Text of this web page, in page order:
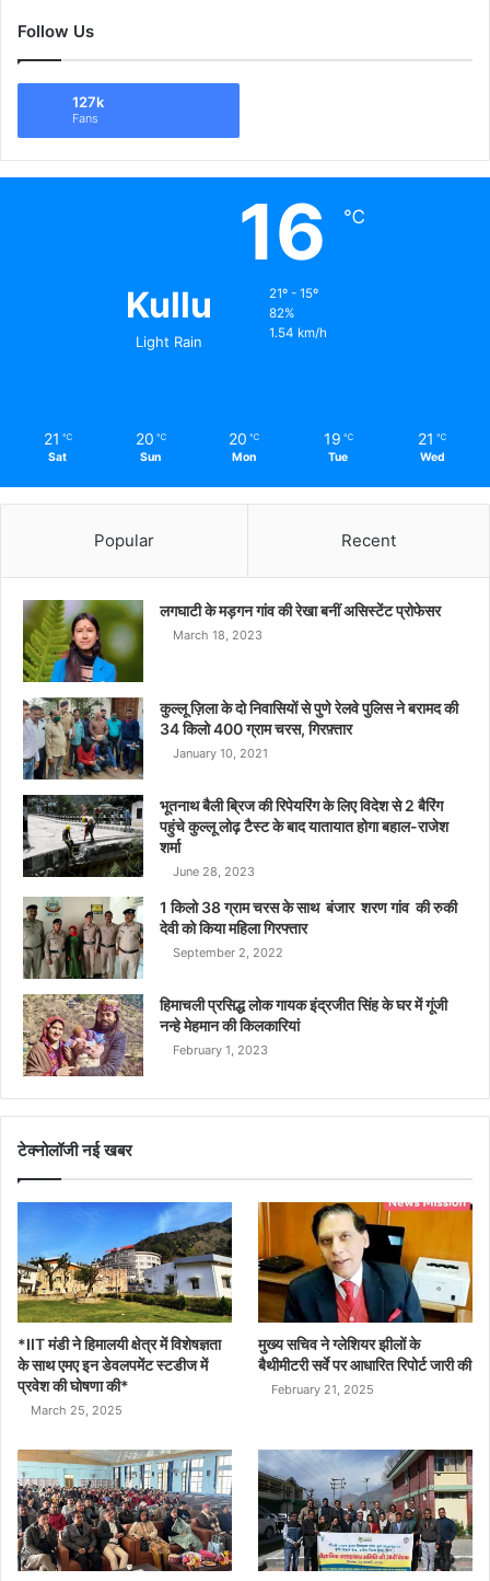
Follow Us
127k
Fans
Kullu
Light Rain
16 ℃
21º - 15º
82%
1.54 km/h
21 ℃
Sat
20 ℃
Sun
20 ℃
Mon
19 ℃
Tue
21 ℃
Wed
Popular Recent
लगघाटी के मड़गन गांव की रेखा बनीं असिस्टेंट प्रोफेसर
March 18, 2023
कुल्लू ज़िला के दो निवासियों से पुणे रेलवे पुलिस ने बरामद की
34 किलो 400 ग्राम चरस, गिरफ़्तार
January 10, 2021
भूतनाथ बैली ब्रिज की रिपेयरिंग के लिए विदेश से 2 बैरिंग
पहुंचे कुल्लू लोढ़ टैस्ट के बाद यातायात होगा बहाल-राजेश
शर्मा
June 28, 2023
1 किलो 38 ग्राम चरस के साथ बंजार शरण गांव की रुकी
देवी को किया महिला गिरफ्तार
September 2, 2022
हिमाचली प्रसिद्ध लोक गायक इंद्रजीत सिंह के घर में गूंजी
नन्हे मेहमान की किलकारियां
February 1, 2023
टेक्नोलॉजी नई खबर
*IIT मंडी ने हिमालयी क्षेत्र में विशेषज्ञता
के साथ एमए इन डेवलपमेंट स्टडीज में
प्रवेश की घोषणा की*
March 25, 2025
मुख्य सचिव ने ग्लेशियर झीलों के
बैथीमीटरी सर्वे पर आधारित रिपोर्ट जारी की
February 21, 2025